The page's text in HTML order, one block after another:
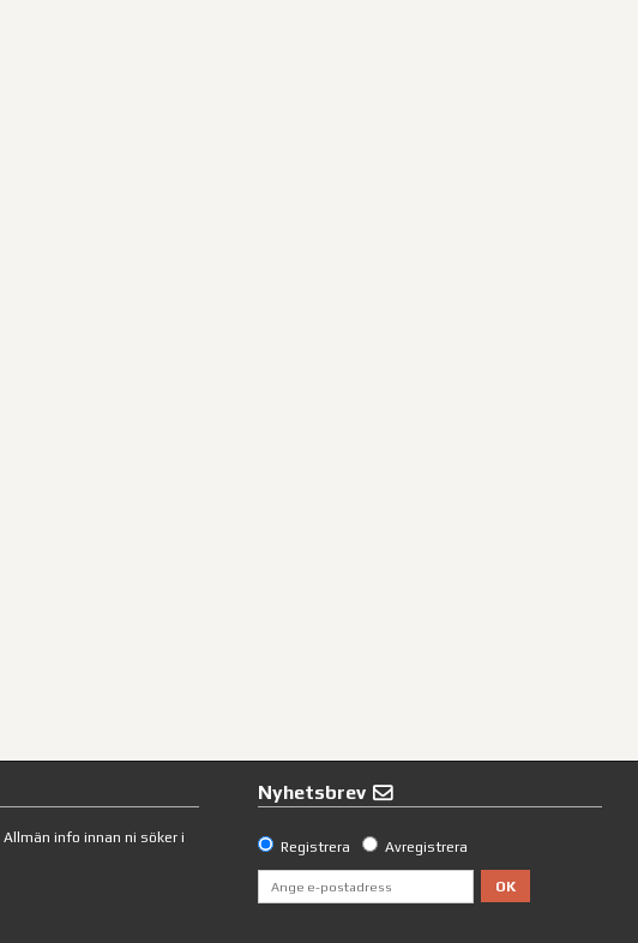
Allmän info innan ni söker i
Nyhetsbrev
Registrera Avregistrera
OK